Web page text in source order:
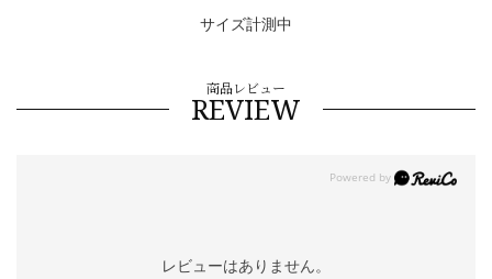
サイズ計測中
商品レビュー
REVIEW
レビューはありません。